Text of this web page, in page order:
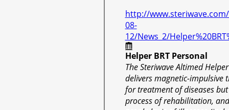
http://www.steriwave.com/
08-
12/News_2/
Helper BRT Personal
The Steriwave Altimed
delivers magnetic-impulsive
for treatment of diseases
process of rehabilitation,